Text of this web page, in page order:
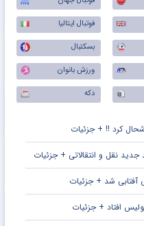
فوتبال ایتالیا
بسکتبال
ورزش بانوان
دکه
کرد !! + جزئیات
نقل و انتقالاتی + جزئیات
آفتابی شد + جزئیات
افتاد + جزئیات